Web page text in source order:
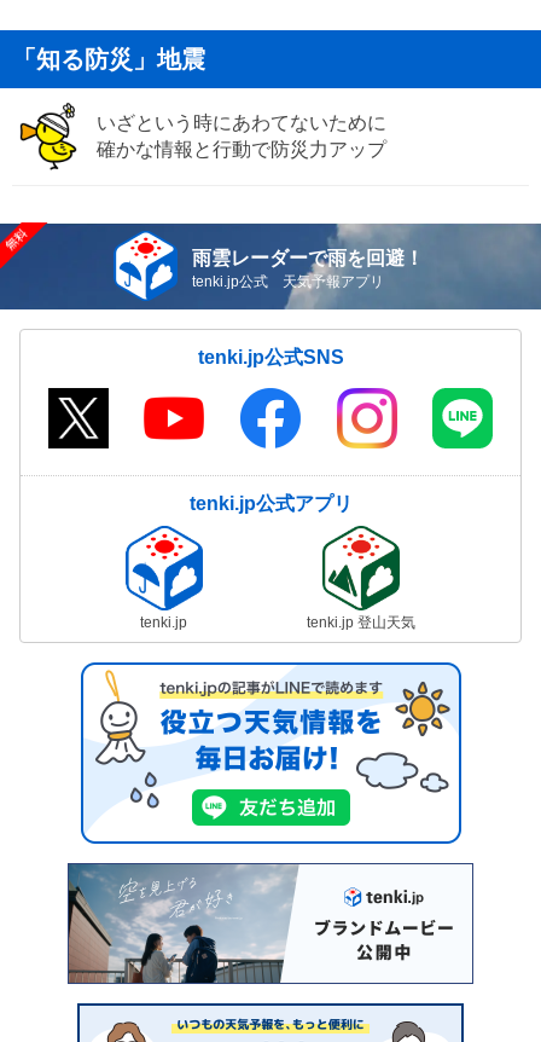
「知る防災」地震
いざという時にあわてないために
確かな情報と行動で防災力アップ
雨雲レーダーで雨を回避！
tenki.jp公式 天気予報アプリ
tenki.jp公式SNS
tenki.jp公式アプリ
tenki.jp tenki.jp 登山天気